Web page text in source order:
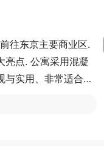
往东京主要商业区.
亮点. 公寓采用混凝
实用、非常适合追